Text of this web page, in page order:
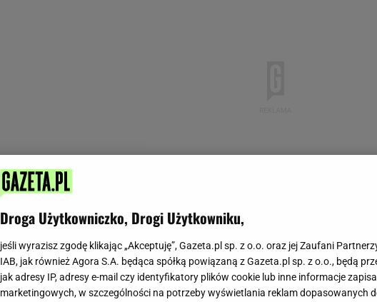
Droga Użytkowniczko, Drogi Użytkowniku,
jeśli wyrazisz zgodę klikając „Akceptuję”, Gazeta.pl sp. z o.o. oraz jej Zaufani
IAB, jak również Agora S.A. będąca spółką powiązaną z Gazeta.pl sp. z o.o., będą
jak adresy IP, adresy e-mail czy identyfikatory plików cookie lub inne informacje
marketingowych, w szczególności na potrzeby wyświetlania reklam dopasowanych